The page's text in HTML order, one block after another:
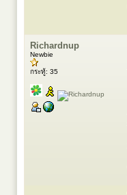
Richardnup
Newbie
กระทู้: 35